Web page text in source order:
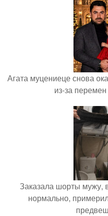
Агата муцениеце снова
из-за
Заказала шорты мужу,
нормально,